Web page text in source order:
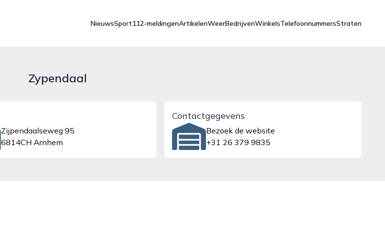
NieuwsSport112-meldingenArtikelenWeerBedrijvenWinkelsTelefoonnummersStraten
Zypendaal
Zijpendaalseweg 95
6814CH Arnhem
Contactgegevens
Bezoek de website
+31 26 379 9835